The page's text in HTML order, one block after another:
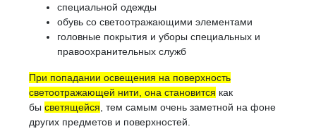
специальной одежды
обувь со светоотражающими элементами
головные покрытия и уборы специальных и
правоохранительных служб
При попадании освещения на поверхность
светоотражающей нити, она становится как
бы светящейся , тем самым очень заметной на фоне
других предметов и поверхностей.